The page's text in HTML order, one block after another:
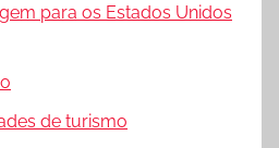
para os Estados Unidos
de turismo